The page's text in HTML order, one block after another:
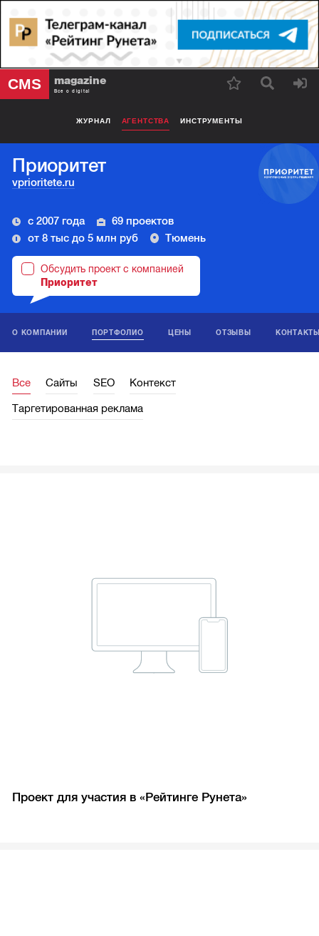
CMS magazine
Все о digital
ЖУРНАЛ АГЕНТСТВА ИНСТРУМЕНТЫ
Приоритет
vprioritete.ru
с 2007 года
69 проектов
от 8 тыс до 5 млн руб
Тюмень
Обсудить проект с компанией
Приоритет
О КОМПАНИИ ПОРТФОЛИО ЦЕНЫ ОТЗЫВЫ
Все Сайты SEO Контекст
Таргетированная реклама
Проект для участия в «Рейтинге Рунета»